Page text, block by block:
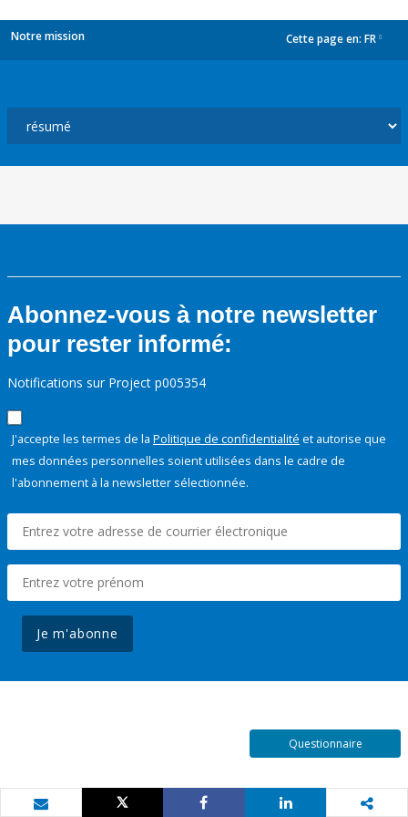
Notre mission Cette page en: FR
Abonnez-vous à notre newsletter
pour rester informé:
Notifications sur Project p005354
J'accepte les termes de la Politique de confidentialité et autorise que
mes données personnelles soient utilisées dans le cadre de
l'abonnement à la newsletter sélectionnée.
Je m'abonne
Questionnaire